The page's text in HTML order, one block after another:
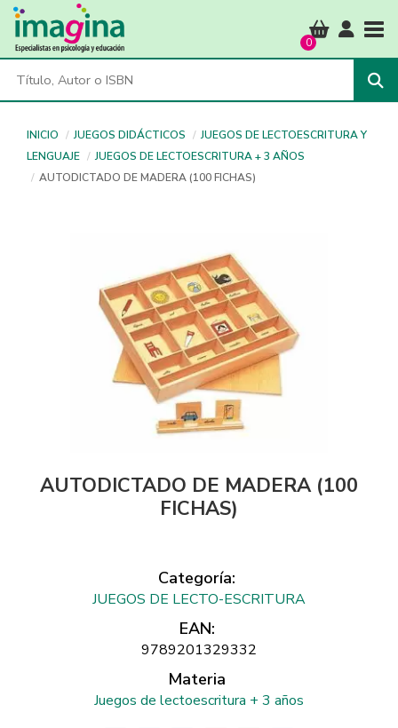
0
INICIO JUEGOS DIDÁCTICOS
JUEGOS DE LECTOESCRITURA Y
LENGUAJE
JUEGOS DE LECTOESCRITURA + 3 AÑOS
AUTODICTADO DE MADERA (100 FICHAS)
AUTODICTADO DE MADERA (100
FICHAS)
Categoría:
JUEGOS DE LECTO-ESCRITURA
EAN:
9789201329332
Materia
Juegos de lectoescritura + 3 años